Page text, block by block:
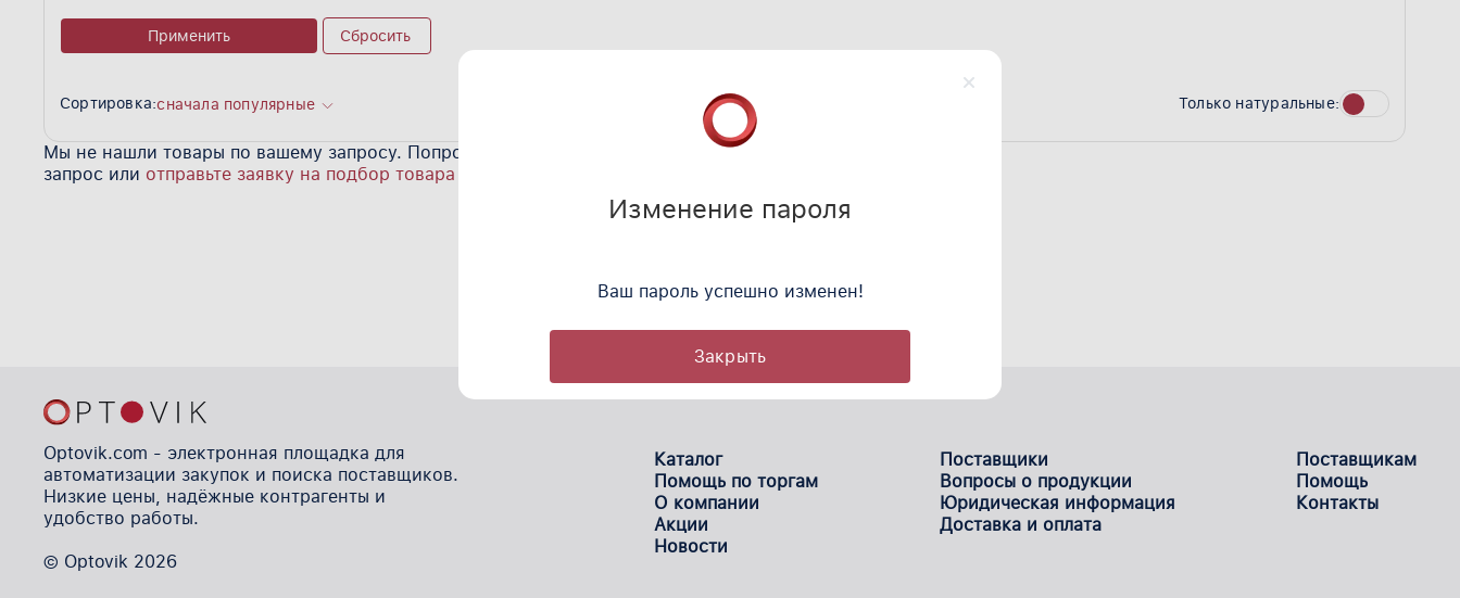
Применить Сбросить
Сортировка:сначала популярные Только натуральные:
Мы не нашли товары по вашему запросу. Попробуйте изменить
запрос или отправьте заявку на подбор товара
Изменение пароля
Ваш пароль успешно изменен!
Закрыть
Optovik.com - электронная площадка для
автоматизации закупок и поиска поставщиков.
Низкие цены, надёжные контрагенты и
удобство работы.
© Optovik 2026
Каталог
Помощь по торгам
О компании
Акции
Новости
Поставщики
Вопросы о продукции
Юридическая информация
Доставка и оплата
Поставщикам
Помощь
Контакты